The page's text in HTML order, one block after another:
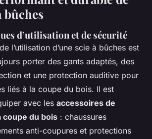
bûches
d’utilisation et de sécurité
l’utilisation d’une scie à bûches est
porter des gants adaptés, des
et une protection auditive pour
liés à la coupe du bois. Il est
avec les accessoires de
du bois : chaussures
anti-coupures et protections